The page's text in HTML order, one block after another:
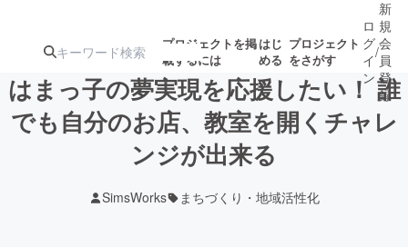
プロジェクトを掲
載するには
はじ
める
プロジェクト
をさがす
注目の新着プロ募集終了が近いプ
ロ
グ
イ
ン
/
新
規
会
員
登
録
はまっ子の夢実現を応援したい！ 誰
でも自分のお店、教室を開くチャレ
ンジが出来る
SimsWorks まちづくり・地域活性化